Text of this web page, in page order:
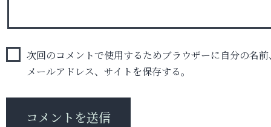
次回のコメントで使用するためブラウザーに自分の名前
メールアドレス、サイトを保存する。